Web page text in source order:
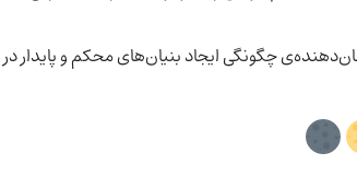
چگونگی ایجاد بنیان‌های محکم و پایدار در